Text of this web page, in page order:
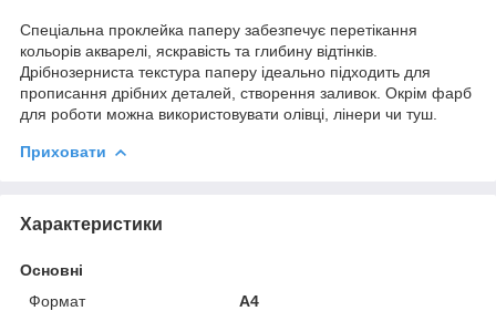
Спеціальна проклейка паперу забезпечує перетікання
кольорів акварелі, яскравість та глибину відтінків.
Дрібнозерниста текстура паперу ідеально підходить для
прописання дрібних деталей, створення заливок. Окрім фарб
для роботи можна використовувати олівці, лінери чи туш.
Приховати
Характеристики
Основні
Формат
A4